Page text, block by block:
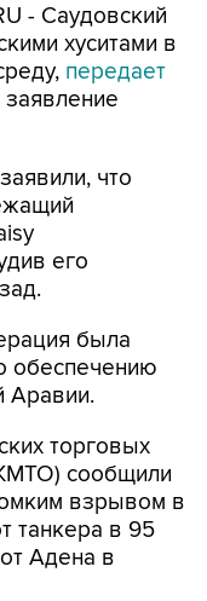
- Саудовский
хуситами в
передает
что
его
была
обеспечению
Аравии.
торговых
сообщили
взрывом в
танкера в 95
Адена в